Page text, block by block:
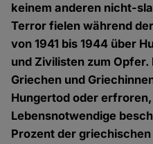
keinem anderen nicht-
Terror fielen während
von 1941 bis 1944 über
und Zivilisten zum
Griechen und
Hungertod oder
Lebensnotwendige
Prozent der